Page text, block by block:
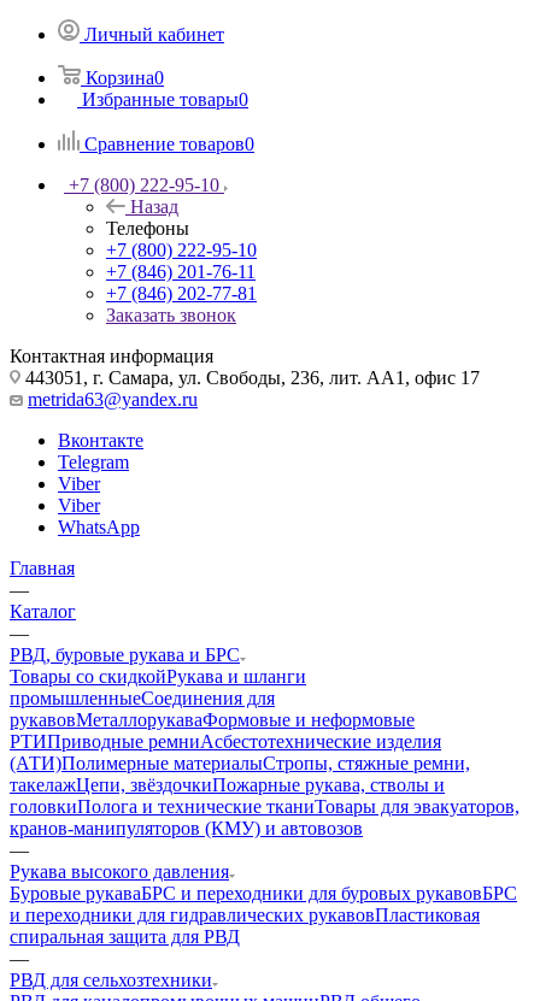
Личный кабинет
Корзина0
Избранные товары0
Сравнение товаров0
+7 (800) 222-95-10
Назад
Телефоны
+7 (800) 222-95-10
+7 (846) 201-76-11
+7 (846) 202-77-81
Заказать звонок
Контактная информация
443051, г. Самара, ул. Свободы, 236, лит. АА1, офис 17
metrida63@yandex.ru
Вконтакте
Telegram
Viber
Viber
WhatsApp
Главная
—
Каталог
—
РВД, буровые рукава и БРС
Товары со скидкойРукава и шланги
промышленныеСоединения для
рукавовМеталлорукаваФормовые и неформовые
РТИПриводные ремниАсбестотехнические изделия
(АТИ)Полимерные материалыСтропы, стяжные ремни,
такелажЦепи, звёздочкиПожарные рукава, стволы и
головкиПолога и технические тканиТовары для эвакуаторов,
кранов-манипуляторов (КМУ) и автовозов
—
Рукава высокого давления
Буровые рукаваБРС и переходники для буровых рукавовБРС
и переходники для гидравлических рукавовПластиковая
спиральная защита для РВД
—
РВД для сельхозтехники